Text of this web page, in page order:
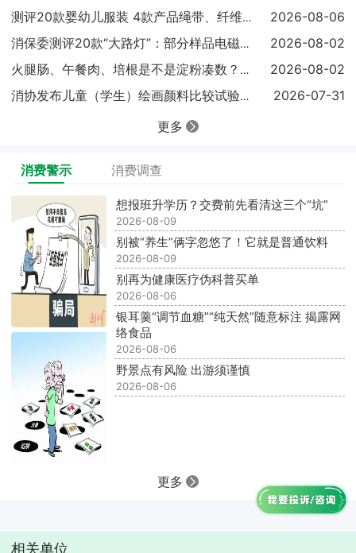
测评20款婴幼儿服装 4款产品绳带、纤维含量不达标 2026-08-06
消保委测评20款“大路灯”：部分样品电磁兼容未达标 2026-08-02
火腿肠、午餐肉、培根是不是淀粉凑数？实测结果出炉 2026-08-02
消协发布儿童（学生）绘画颜料比较试验结果显示：18
2026-07-31
更多
消费警示 消费调查
想报班升学历？交费前先看清这三个“坑”
2026-08-09
别被“养生”俩字忽悠了！它就是普通饮料
2026-08-09
别再为健康医疗伪科普买单
2026-08-06
银耳羹“调节血糖”“纯天然”随意标注 揭露网
络食品
2026-08-06
野景点有风险 出游须谨慎
2026-08-06
更多
相关单位